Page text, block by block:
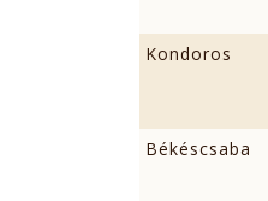
Kondoros
Békéscsaba